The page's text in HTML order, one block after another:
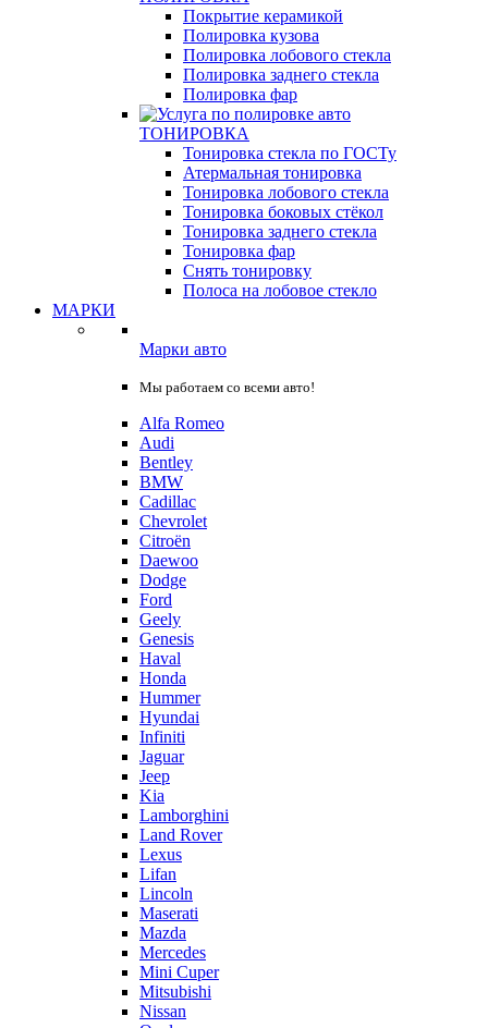
Покрытие керамикой
Полировка кузова
Полировка лобового стекла
Полировка заднего стекла
Полировка фар
ТОНИРОВКА
Тонировка стекла по ГОСТу
Атермальная тонировка
Тонировка лобового стекла
Тонировка боковых стёкол
Тонировка заднего стекла
Тонировка фар
Снять тонировку
Полоса на лобовое стекло
МАРКИ
Марки авто
Мы работаем со всеми авто!
Alfa Romeo
Audi
Bentley
BMW
Cadillac
Chevrolet
Citroën
Daewoo
Dodge
Ford
Geely
Genesis
Haval
Honda
Hummer
Hyundai
Infiniti
Jaguar
Jeep
Kia
Lamborghini
Land Rover
Lexus
Lifan
Lincoln
Maserati
Mazda
Mercedes
Mini Cuper
Mitsubishi
Nissan